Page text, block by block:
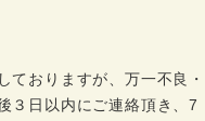
ておりますが、万一不良・
３日以内にご連絡頂き、7